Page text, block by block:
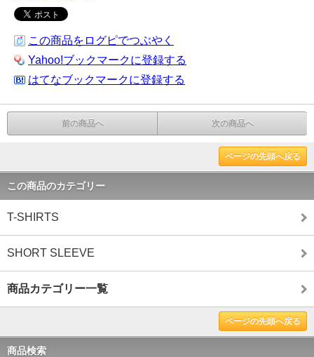
この商品をログピでつぶやく
Yahoo!ブックマークに登録する
はてなブックマークに登録する
前の商品へ 次の商品へ
ページの先頭へ戻る
この商品のカテゴリー
T-SHIRTS
SHORT SLEEVE
商品カテゴリー一覧
ページの先頭へ戻る
商品検索